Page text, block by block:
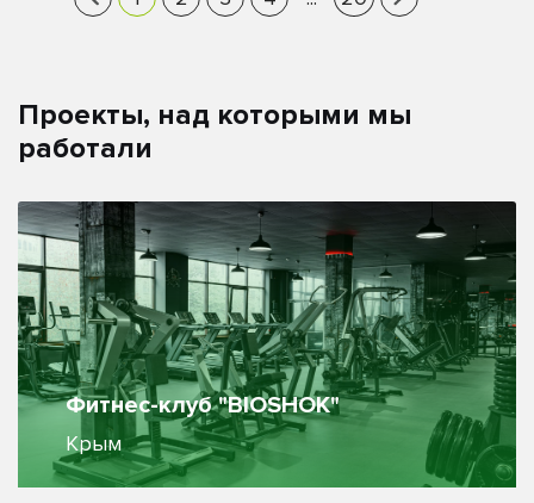
Проекты, над которыми мы
работали
Фитнес-клуб "BIOSHOK"
Крым